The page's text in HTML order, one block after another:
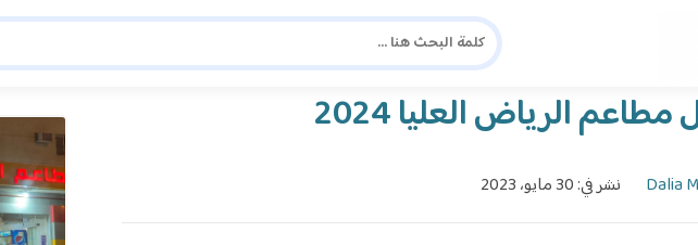
دليل المسافر العربي
الرياض العليا 2024
Dalia نشر في: 30 مايو، 2023
شاهد